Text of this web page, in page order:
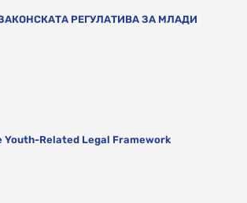
РЕГУЛАТИВА ЗА МЛАДИ
Youth-Related Legal Framework